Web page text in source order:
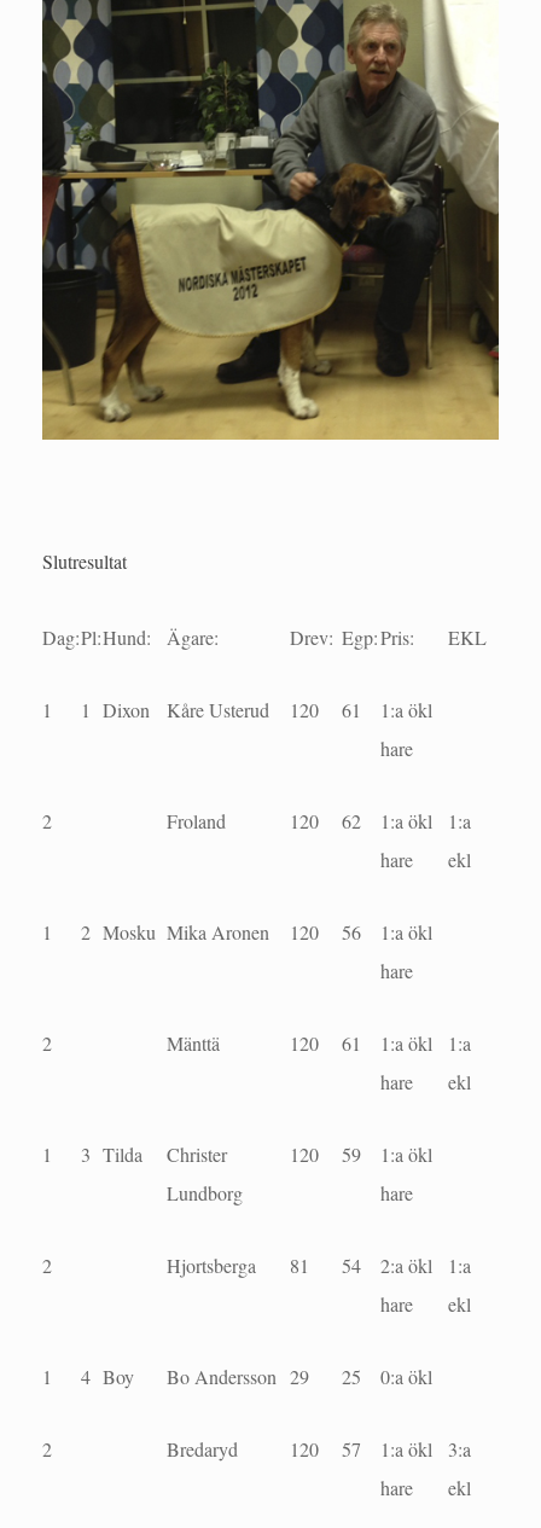
Slutresultat
Dag:Pl:Hund: Ägare: Drev: Egp:Pris: EKL
1 1 Dixon Kåre Usterud 120 61
1:a ökl
hare
2 Froland 120 62
1:a ökl
hare
1:a
ekl
1 2 Mosku Mika Aronen 120 56
1:a ökl
hare
2 Mänttä 120 61
1:a ökl
hare
1:a
ekl
1 3 Tilda
Christer
Lundborg
120 59
1:a ökl
hare
2 Hjortsberga 81 54
2:a ökl
hare
1:a
ekl
1 4 Boy Bo Andersson 29 25 0:a ökl
2 Bredaryd 120 57
1:a ökl
hare
3:a
ekl